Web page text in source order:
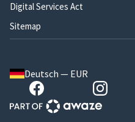
Digital Services Act
Sitemap
Deutsch — EUR